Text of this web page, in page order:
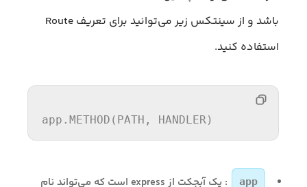
باشد و از سینتکس زیر می‌توانید برای تعریف Route
استفاده کنید.
app. METHOD ( PATH , HANDLER )
app
: یک آبجکت از express است که می‌تواند نام